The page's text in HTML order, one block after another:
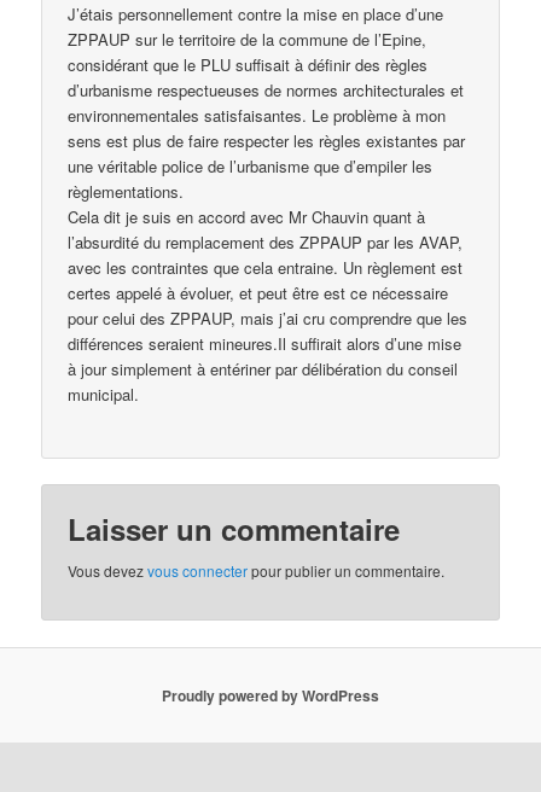
J’étais personnellement contre la mise en place d’une
ZPPAUP sur le territoire de la commune de l’Epine,
considérant que le PLU suffisait à définir des règles
d’urbanisme respectueuses de normes architecturales et
environnementales satisfaisantes. Le problème à mon
sens est plus de faire respecter les règles existantes par
une véritable police de l’urbanisme que d’empiler les
règlementations.
Cela dit je suis en accord avec Mr Chauvin quant à
l’absurdité du remplacement des ZPPAUP par les AVAP,
avec les contraintes que cela entraine. Un règlement est
certes appelé à évoluer, et peut être est ce nécessaire
pour celui des ZPPAUP, mais j’ai cru comprendre que les
différences seraient mineures.Il suffirait alors d’une mise
à jour simplement à entériner par délibération du conseil
municipal.
Laisser un commentaire
Vous devezvous connecterpour publier un commentaire.
Proudly powered by WordPress